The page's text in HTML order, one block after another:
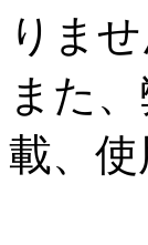
りま
また
載、